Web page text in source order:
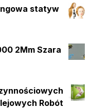
statyw
2Mm Szara
Robót